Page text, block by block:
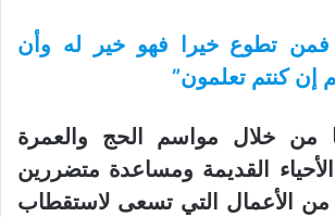
فمن تطوع خيرا فهو خير له وأن
إن كنتم تعلمون”
من خلال مواسم الحج والعمرة
الأحياء القديمة ومساعدة متضررين
من الأعمال التي تسعى لاستقطاب